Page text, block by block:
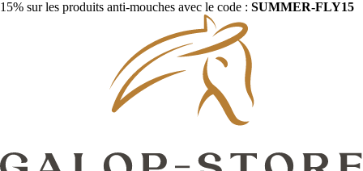
15% sur les produits anti-mouches avec le code : SUMMER-FLY15